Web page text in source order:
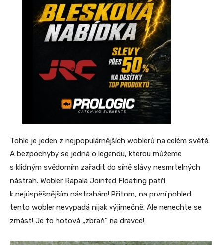
Tohle je jeden z nejpopulárnějších woblerů na celém světě.
A bezpochyby se jedná o legendu, kterou můžeme
s klidným svědomím zařadit do síně slávy nesmrtelných
nástrah. Wobler Rapala Jointed Floating patří
k nejúspěšnějším nástrahám! Přitom, na první pohled
tento wobler nevypadá nijak výjimečně. Ale nenechte se
zmást! Je to hotová „zbraň” na dravce!